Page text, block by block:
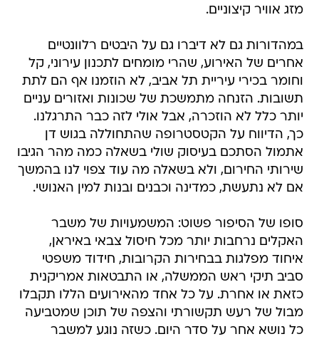
מזג אוויר קיצוניים.
במהדורות גם לא דיברו גם על היבטים רלוונטיים
אחרים של האירוע, שהרי מומחים לתכנון עירוני, קל
וחומר בכירי עיריית תל אביב, לא הוזמנו אף הם לתת
תשובות. הזנחה מתמשכת של שכונות ואזורים עניים
יותר כלל לא הוזכרה, אבל אולי לזה כבר התרגלנו.
כך, הדיווח על הקטסטרופה שהתחוללה בגוש דן
אתמול הסתכם בעיסוק שולי בשאלה כמה מהר הגיבו
שירותי החירום, ולא בשאלה מה עוד צפוי לנו בהמשך
אם לא נתעשת, כמדינה וכבנים ובנות למין האנושי.
סופו של הסיפור פשוט: המשמעויות של משבר
האקלים נרחבות יותר מכל חיסול צבאי באיראן,
איחוד מפלגות בבחירות הקרובות, חידוד משפטי
סביב תיקי ראש הממשלה, או התבטאות אמריקנית
כזאת או אחרת. על כל אחד מהאירועים הללו תקבלו
מבול של רעש תקשורתי והצפה של תוכן שמטביעה
כל נושא אחר על סדר היום. כשזה נוגע למשבר